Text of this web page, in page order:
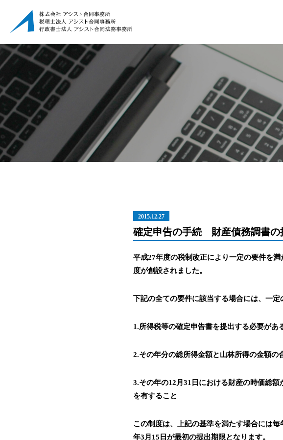
2015.12.27
確定申告の手続 財産債務調書の
平成27年度の税制改正により一定の要件を
度が創設されました。
下記の全ての要件に該当する場合には、一定
1.所得税等の確定申告書を提出する必要があ
2.その年分の総所得金額と山林所得の金額の
3.その年の12月31日における財産の時価総
を有すること
この制度は、上記の基準を満たす場合には
年3月15日が最初の提出期限となります。